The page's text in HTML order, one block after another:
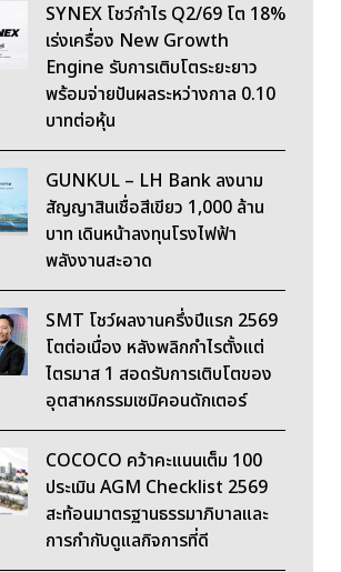
SYNEX โชว์กำไร Q2/69 โต 18%
เร่งเครื่อง New Growth
Engine รับการเติบโตระยะยาว
พร้อมจ่ายปันผลระหว่างกาล 0.10
บาทต่อหุ้น
GUNKUL – LH Bank ลงนาม
สัญญาสินเชื่อสีเขียว 1,000 ล้าน
บาท เดินหน้าลงทุนโรงไฟฟ้า
พลังงานสะอาด
SMT โชว์ผลงานครึ่งปีแรก 2569
โตต่อเนื่อง หลังพลิกกำไรตั้งแต่
ไตรมาส 1 สอดรับการเติบโตของ
อุตสาหกรรมเซมิคอนดักเตอร์
COCOCO คว้าคะแนนเต็ม 100
ประเมิน AGM Checklist 2569
สะท้อนมาตรฐานธรรมาภิบาลและ
การกำกับดูแลกิจการที่ดี